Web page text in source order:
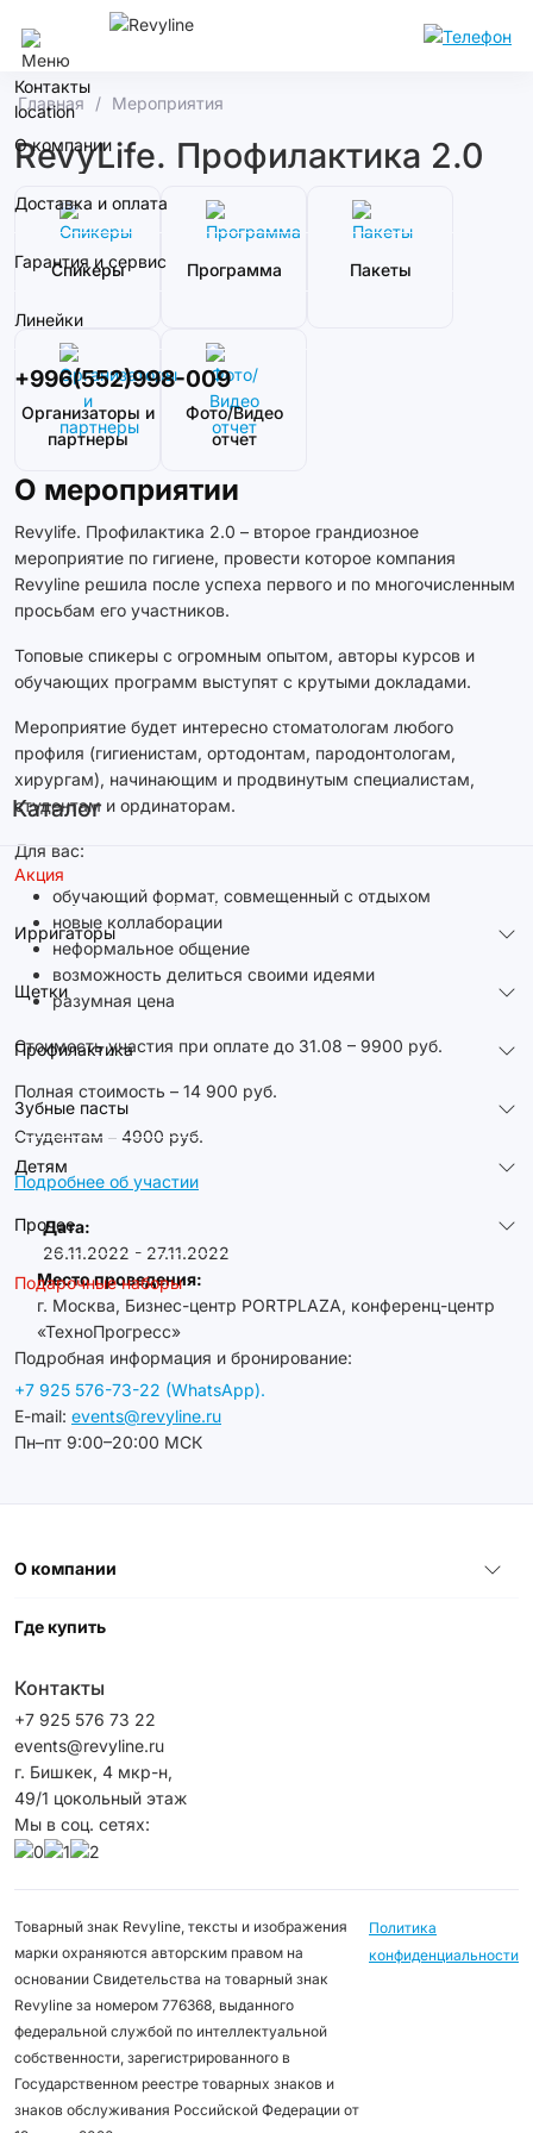
Контакты
О компании
Доставка и оплата
Гарантия и сервис
Линейки
+996(552)998-009
Каталог
Акция
Ирригаторы
Щетки
Профилактика
Зубные пасты
Детям
Прочее
Подарочные наборы
Главная Мероприятия
RevyLife. Профилактика 2.0
Спикеры Программа Пакеты
Организаторы и
партнеры
Фото/Видео
отчет
О мероприятии
Revylife. Профилактика 2.0 – второе грандиозное
мероприятие по гигиене, провести которое компания
Revyline решила после успеха первого и по многочисленным
просьбам его участников.
Топовые спикеры с огромным опытом, авторы курсов и
обучающих программ выступят с крутыми докладами.
Мероприятие будет интересно стоматологам любого
профиля (гигиенистам, ортодонтам, пародонтологам,
хирургам), начинающим и продвинутым специалистам,
студентам и ординаторам.
Для вас:
обучающий формат, совмещенный с отдыхом
новые коллаборации
неформальное общение
возможность делиться своими идеями
разумная цена
Стоимость участия при оплате до 31.08 – 9900 руб.
Полная стоимость – 14 900 руб.
Студентам – 4900 руб.
Подробнее об участии
Дата:
26.11.2022 - 27.11.2022
Место проведения:
г. Москва, Бизнес-центр PORTPLAZA, конференц-центр
«ТехноПрогресс»
Подробная информация и бронирование:
+7 925 576-73-22 (WhatsApp).
E-mail: events@revyline.ru
Пн–пт 9:00–20:00 МСК
О компании
Где купить
Контакты
+7 925 576 73 22
events@revyline.ru
г. Бишкек, 4 мкр-н,
49/1 цокольный этаж
Мы в соц. сетях:
Товарный знак Revyline, тексты и изображения
марки охраняются авторским правом на
основании Свидетельства на товарный знак
Revyline за номером 776368, выданного
федеральной службой по интеллектуальной
собственности, зарегистрированного в
Государственном реестре товарных знаков и
знаков обслуживания Российской Федерации от
Политика
конфиденциальности